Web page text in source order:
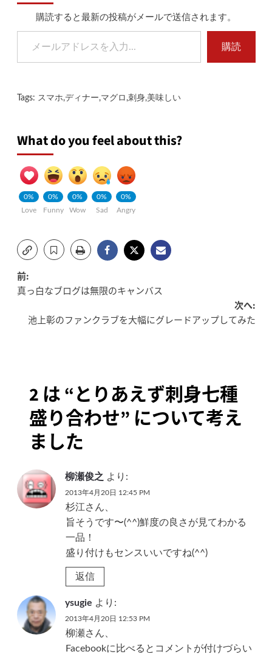
購読すると最新の投稿がメールで送信されます。
メールアドレスを入力...
購読
Tags: スマホ,ディナー,マグロ ,刺身,美味しい
What do you feel about this?
0%
Love
0%
Funny
0%
Wow
0%
Sad
0%
Angry
投
ナ
ー
シ
ョ
ン
前:
真っ白なブログは無限のキャンバス
次へ:
池上彰のファンクラブを大幅にグレードアップしてみた
2 は “とりあえず刺身七種
盛り合わせ” について考え
ました
柳瀬俊之 より:
2013年4月20日 12:45 PM
杉江さん、
旨そうです〜(^^)鮮度の良さが見てわかる
一品！
盛り付けもセンスいいですね(^^)
返信
ysugie より:
2013年4月20日 12:53 PM
柳瀬さん、
Facebookに比べるとコメントが付けづらい